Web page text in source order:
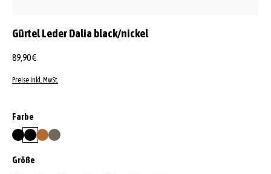
Gürtel Leder Dalia black/nickel
89,90 €
Preise inkl. MwSt.
Farbe
black/gold
black/nickel
cuoiotope
Größe